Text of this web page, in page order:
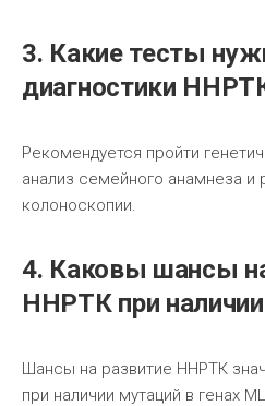
3. Какие тесты
диагностики
Рекомендуется пройти
анализ семейного анамнеза и
колоноскопии.
4. Каковы шансы
ННРТК при
Шансы на развитие ННРТК
при наличии мутаций в генах